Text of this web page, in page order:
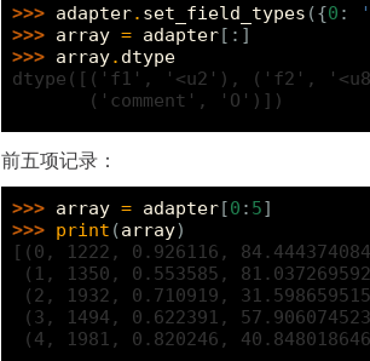
>>> adapter. set_field_types ({0 :
>>> array = adapter[:]
>>> array. dtype
dtype([('f1', '<u2'), ('f2',
       ('comment', 'O')])
前五项记录：
>>> array = adapter[0 : 5]
>>> print (array)
[(0, 1222, 0.926116,
(1, 1350, 0.553585,
(2, 1932, 0.710919,
(3, 1494, 0.622391,
(4, 1981, 0.820246,